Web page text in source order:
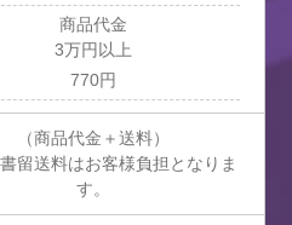
商品代金
3万円以上
770円
（商品代金＋送料）
留送料はお客様負担となりま
す。